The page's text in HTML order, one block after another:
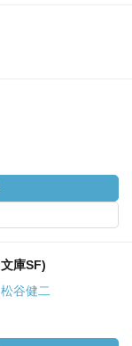
庫SF)
谷健二